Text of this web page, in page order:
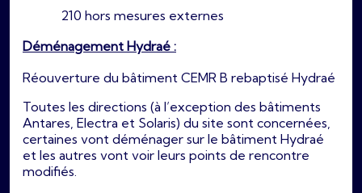
210 hors mesures externes
Déménagement Hydraé :
Réouverture du bâtiment CEMR B rebaptisé Hydraé
Toutes les directions (à l’exception des bâtiments
Antares, Electra et Solaris) du site sont concernées,
certaines vont déménager sur le bâtiment Hydraé
et les autres vont voir leurs points de rencontre
modifiés.